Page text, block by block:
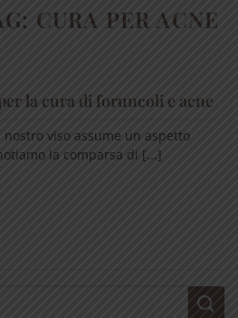
CURA PER ACNE
la cura di foruncoli e acne
viso assume un aspetto
la comparsa di [...]